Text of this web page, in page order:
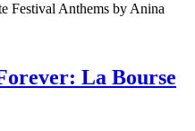
Festival Anthems by Anina
La Bourse